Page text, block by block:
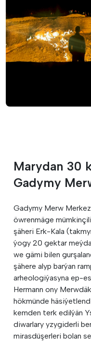
Marydan 30
Gadymy
Gadymy Merw
öwrenmäge
şäheri Erk-Kala
ýogy 20 gektar
we gämi bilen
şähere alyp barýan
arheologiýasyna ep-
Hermann ony
hökmünde
kemden terk edilýän
diwarlary yzygiderli
mirasdüşerleri bolan